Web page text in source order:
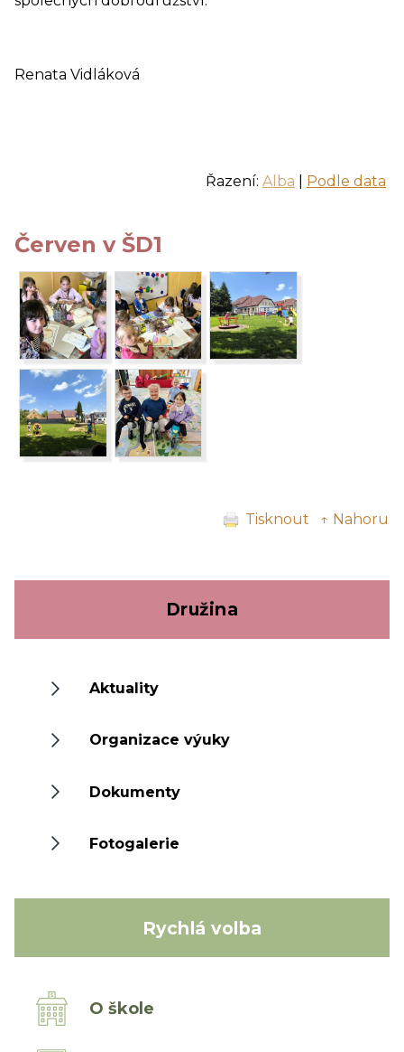
Renata Vidláková
Řazení: Alba Podle data
Červen v ŠD1
Tisknout ↑ Nahoru
Družina
Aktuality
Organizace výuky
Dokumenty
Fotogalerie
Rychlá volba
O škole